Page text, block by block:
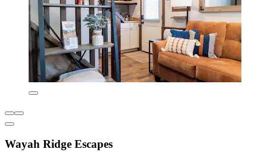
Wayah Ridge Escapes